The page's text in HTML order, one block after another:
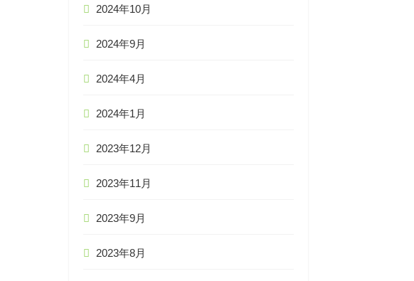
2024年10月
2024年9月
2024年4月
2024年1月
2023年12月
2023年11月
2023年9月
2023年8月